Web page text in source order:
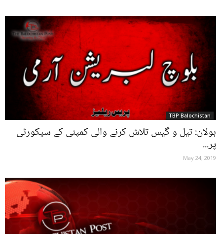
TBP Balochistan
بولان: تیل و گیس تلاش کرنے والی کمپنی کے سیکورٹی
پر...
May 24, 2019